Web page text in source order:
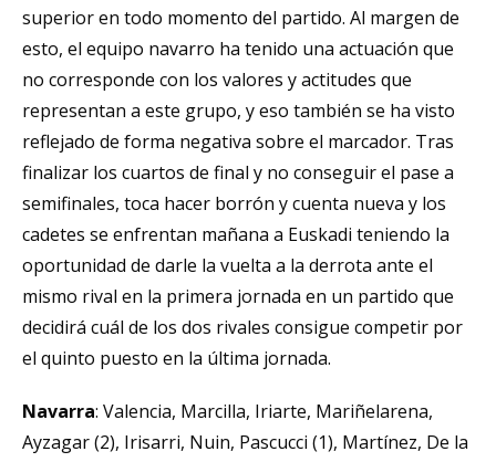
superior en todo momento del partido. Al margen de
esto, el equipo navarro ha tenido una actuación que
no corresponde con los valores y actitudes que
representan a este grupo, y eso también se ha visto
reflejado de forma negativa sobre el marcador. Tras
finalizar los cuartos de final y no conseguir el pase a
semifinales, toca hacer borrón y cuenta nueva y los
cadetes se enfrentan mañana a Euskadi teniendo la
oportunidad de darle la vuelta a la derrota ante el
mismo rival en la primera jornada en un partido que
decidirá cuál de los dos rivales consigue competir por
el quinto puesto en la última jornada.
Navarra: Valencia, Marcilla, Iriarte, Mariñelarena,
Ayzagar (2), Irisarri, Nuin, Pascucci (1), Martínez, De la